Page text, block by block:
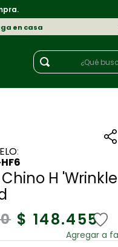
en casa
¿Qué buscas?
:
H 'Wrinkle
$ 148.455